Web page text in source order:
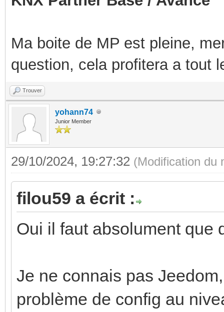
Ma boite de MP est pleine,
question, cela profitera a tout
Trouver
yohann74
Junior Member
29/10/2024, 19:27:32 (Modification du
filou59 a écrit :
Oui il faut absolument que
Je ne connais pas
problème de config au